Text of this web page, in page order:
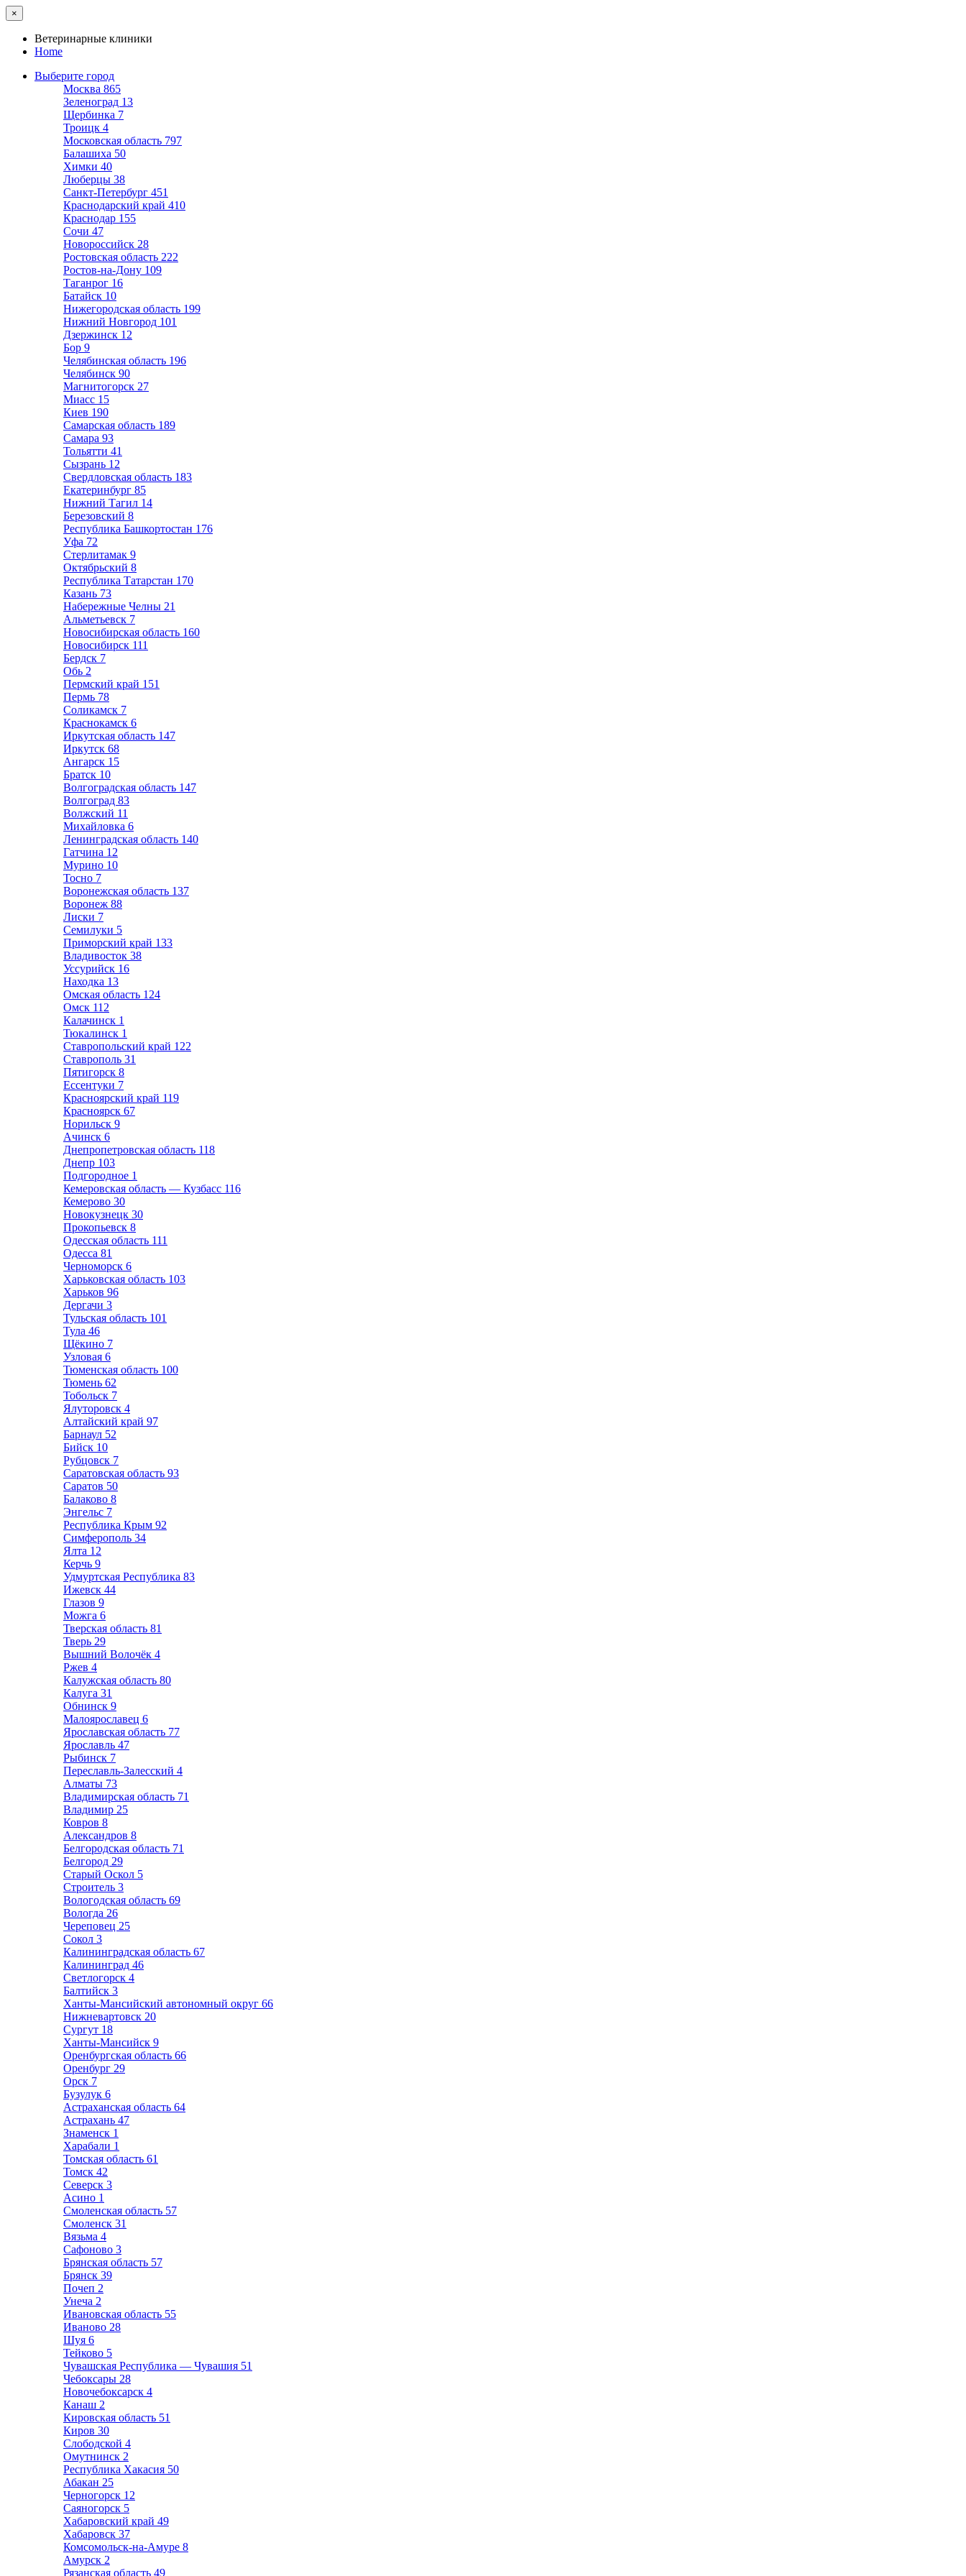
×
Ветеринарные клиники
Home
Выберите город
Москва 865
Зеленоград 13
Щербинка 7
Троицк 4
Московская область 797
Балашиха 50
Химки 40
Люберцы 38
Санкт-Петербург 451
Краснодарский край 410
Краснодар 155
Сочи 47
Новороссийск 28
Ростовская область 222
Ростов-на-Дону 109
Таганрог 16
Батайск 10
Нижегородская область 199
Нижний Новгород 101
Дзержинск 12
Бор 9
Челябинская область 196
Челябинск 90
Магнитогорск 27
Миасс 15
Киев 190
Самарская область 189
Самара 93
Тольятти 41
Сызрань 12
Свердловская область 183
Екатеринбург 85
Нижний Тагил 14
Березовский 8
Республика Башкортостан 176
Уфа 72
Стерлитамак 9
Октябрьский 8
Республика Татарстан 170
Казань 73
Набережные Челны 21
Альметьевск 7
Новосибирская область 160
Новосибирск 111
Бердск 7
Обь 2
Пермский край 151
Пермь 78
Соликамск 7
Краснокамск 6
Иркутская область 147
Иркутск 68
Ангарск 15
Братск 10
Волгоградская область 147
Волгоград 83
Волжский 11
Михайловка 6
Ленинградская область 140
Гатчина 12
Мурино 10
Тосно 7
Воронежская область 137
Воронеж 88
Лиски 7
Семилуки 5
Приморский край 133
Владивосток 38
Уссурийск 16
Находка 13
Омская область 124
Омск 112
Калачинск 1
Тюкалинск 1
Ставропольский край 122
Ставрополь 31
Пятигорск 8
Ессентуки 7
Красноярский край 119
Красноярск 67
Норильск 9
Ачинск 6
Днепропетровская область 118
Днепр 103
Подгородное 1
Кемеровская область — Кузбасс 116
Кемерово 30
Новокузнецк 30
Прокопьевск 8
Одесская область 111
Одесса 81
Черноморск 6
Харьковская область 103
Харьков 96
Дергачи 3
Тульская область 101
Тула 46
Щёкино 7
Узловая 6
Тюменская область 100
Тюмень 62
Тобольск 7
Ялуторовск 4
Алтайский край 97
Барнаул 52
Бийск 10
Рубцовск 7
Саратовская область 93
Саратов 50
Балаково 8
Энгельс 7
Республика Крым 92
Симферополь 34
Ялта 12
Керчь 9
Удмуртская Республика 83
Ижевск 44
Глазов 9
Можга 6
Тверская область 81
Тверь 29
Вышний Волочёк 4
Ржев 4
Калужская область 80
Калуга 31
Обнинск 9
Малоярославец 6
Ярославская область 77
Ярославль 47
Рыбинск 7
Переславль-Залесский 4
Алматы 73
Владимирская область 71
Владимир 25
Ковров 8
Александров 8
Белгородская область 71
Белгород 29
Старый Оскол 5
Строитель 3
Вологодская область 69
Вологда 26
Череповец 25
Сокол 3
Калининградская область 67
Калининград 46
Светлогорск 4
Балтийск 3
Ханты-Мансийский автономный округ 66
Нижневартовск 20
Сургут 18
Ханты-Мансийск 9
Оренбургская область 66
Оренбург 29
Орск 7
Бузулук 6
Астраханская область 64
Астрахань 47
Знаменск 1
Харабали 1
Томская область 61
Томск 42
Северск 3
Асино 1
Смоленская область 57
Смоленск 31
Вязьма 4
Сафоново 3
Брянская область 57
Брянск 39
Почеп 2
Унеча 2
Ивановская область 55
Иваново 28
Шуя 6
Тейково 5
Чувашская Республика — Чувашия 51
Чебоксары 28
Новочебоксарск 4
Канаш 2
Кировская область 51
Киров 30
Слободской 4
Омутнинск 2
Республика Хакасия 50
Абакан 25
Черногорск 12
Саяногорск 5
Хабаровский край 49
Хабаровск 37
Комсомольск-на-Амуре 8
Амурск 2
Рязанская область 49